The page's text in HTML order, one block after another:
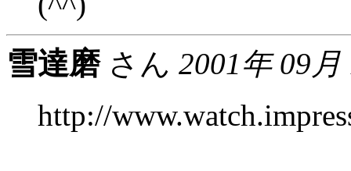
雪達磨さん 2001年 09
http://